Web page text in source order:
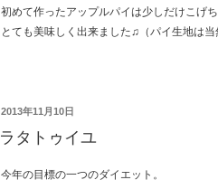
初めて作ったアップルパイは少しだけこげ
とても美味しく出来ました♫（パイ生地は
投
稿
2013年11月10日
ラタトゥイユ
今年の目標の一つのダイエット。